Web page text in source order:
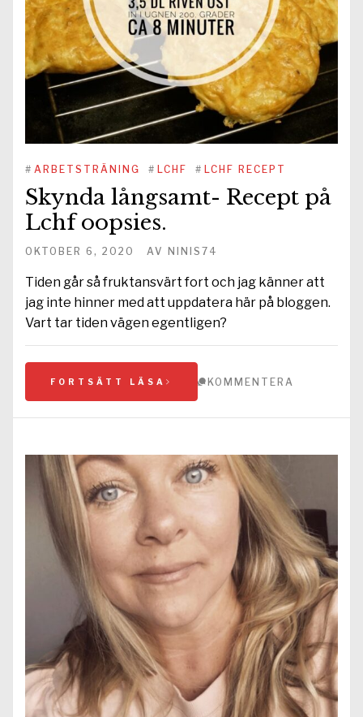
# ARBETSTRÄNING # LCHF # LCHF RECEPT
Skynda långsamt- Recept på
Lchf oopsies.
OKTOBER 6, 2020 AV NINIS74
Tiden går så fruktansvärt fort och jag känner att
jag inte hinner med att uppdatera här på bloggen.
Vart tar tiden vägen egentligen?
FORTSÄTT LÄSA KOMMENTERA